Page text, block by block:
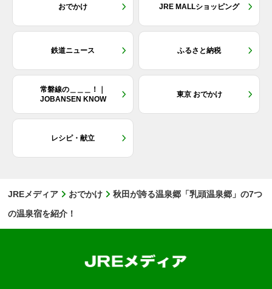
おでかけ JRE MALLショッピング
鉄道ニュース ふるさと納税
常磐線の＿＿＿！｜
JOBANSEN KNOW
東京 おでかけ
レシピ・献立
JREメディア おでかけ
秋田が誇る温泉郷「乳頭温泉郷」の7つ
の温泉宿を紹介！